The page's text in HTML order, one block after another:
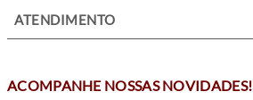
ATENDIMENTO
ACOMPANHE NOSSAS NOVIDADES!